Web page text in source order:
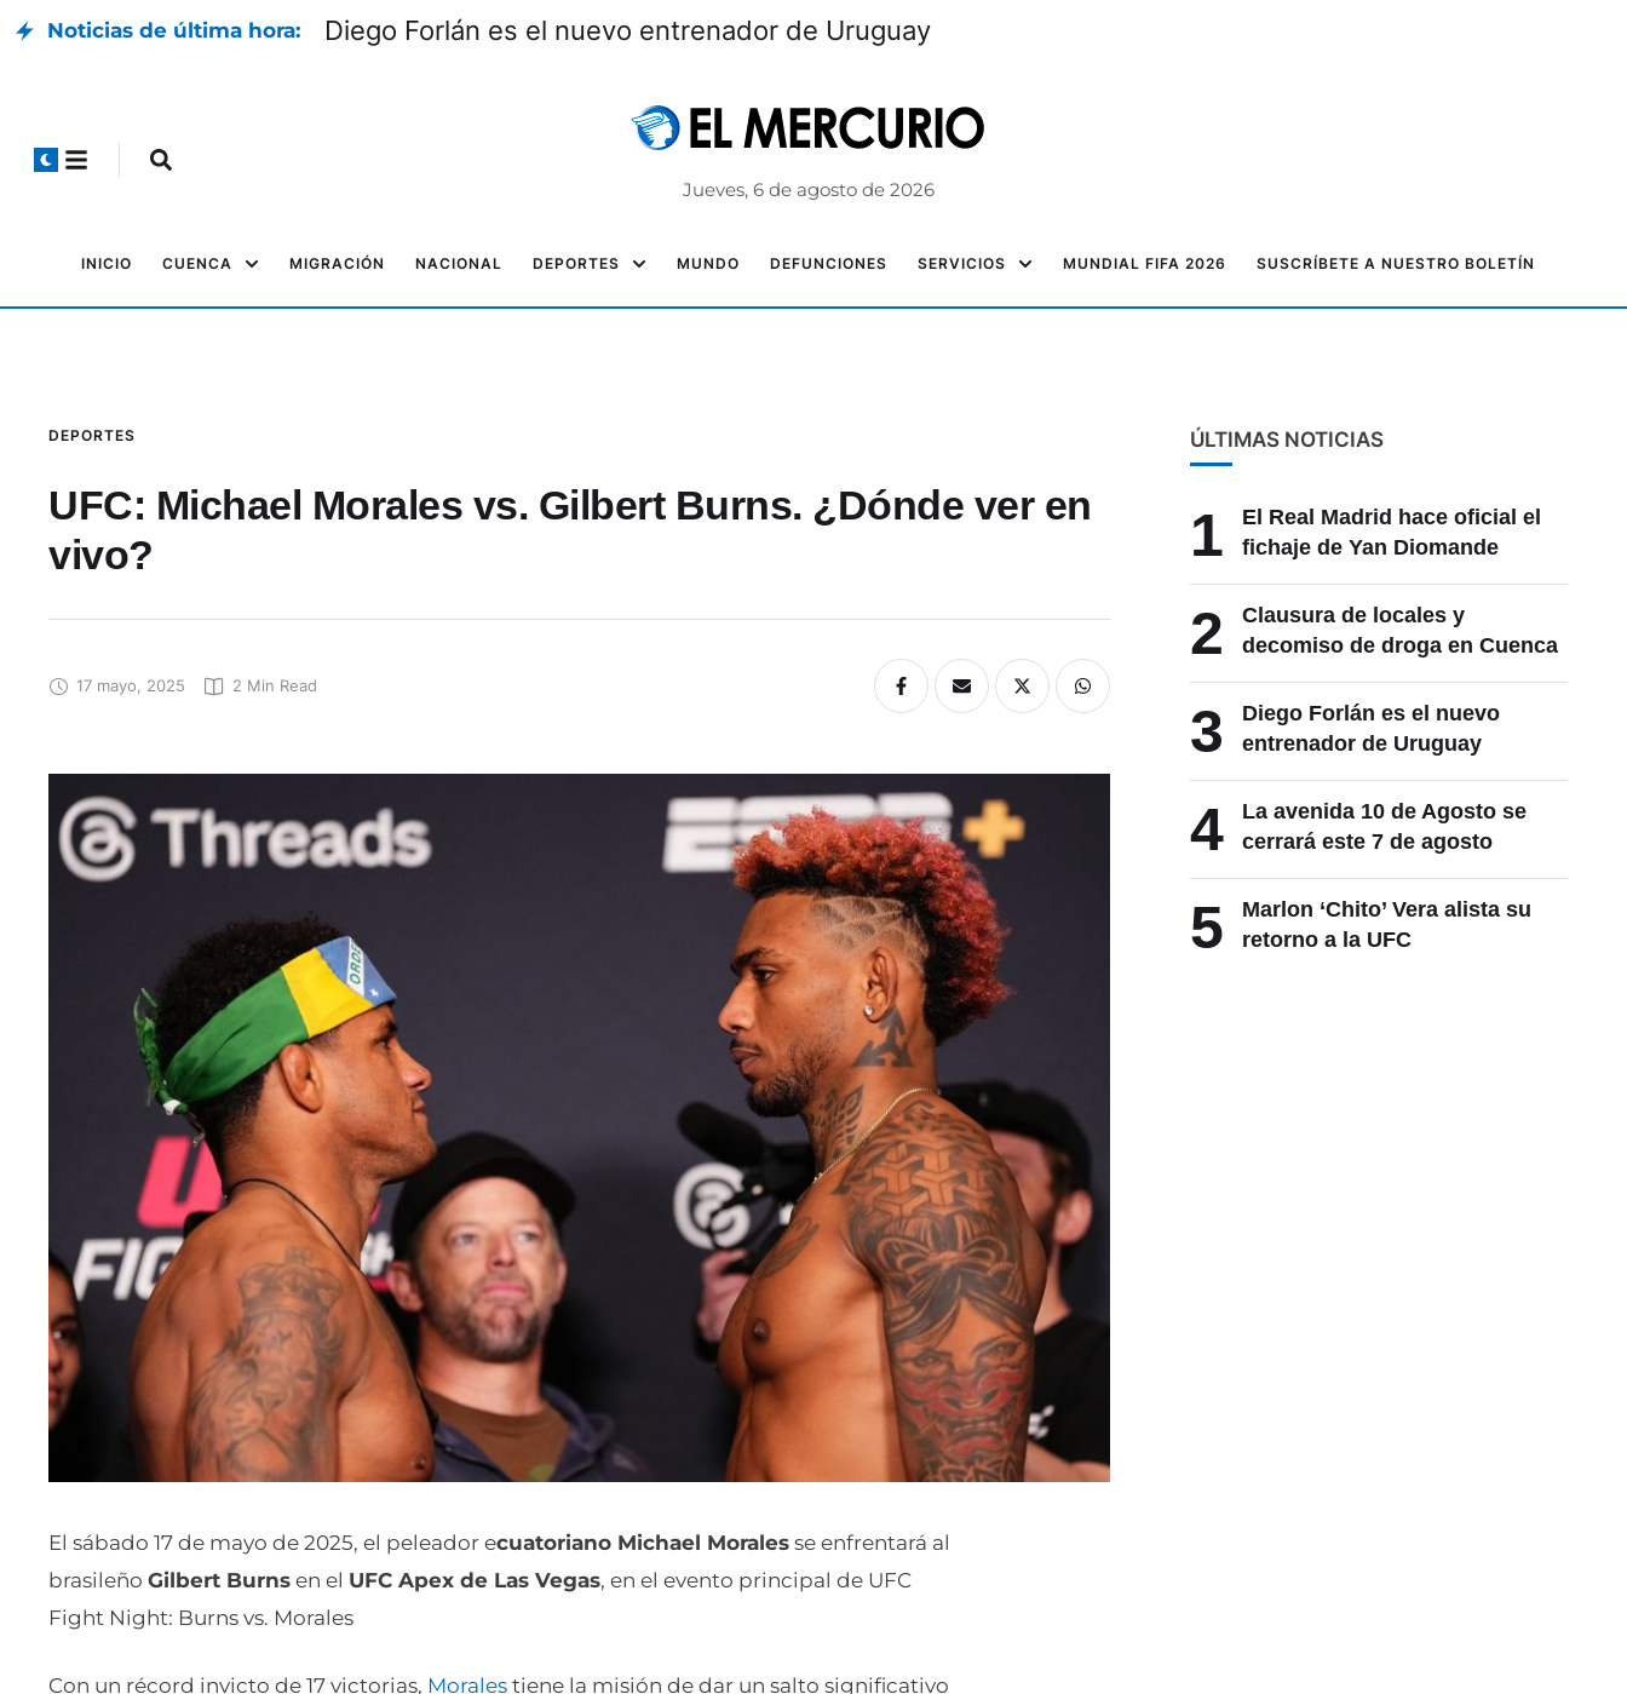
Noticias de última hora:Clausura de locales y decomiso de droga en Cuenca
Jueves, 6 de agosto de 2026
INICIO CUENCA MIGRACIÓN NACIONAL DEPORTES MUNDO DEFUNCIONES SERVICIOS MUNDIAL FIFA 2026 SUSCRÍBETE A NUESTRO BOLETÍN
DEPORTES
UFC: Michael Morales vs. Gilbert Burns. ¿Dónde ver en
vivo?
17 mayo, 2025 2 Min Read
El sábado 17 de mayo de 2025, el peleador ecuatoriano Michael Morales se enfrentará al
brasileño Gilbert Burns en el UFC Apex de Las Vegas, en el evento principal de UFC
Fight Night: Burns vs. Morales
Con un récord invicto de 17 victorias, Morales tiene la misión de dar un salto significativo
ÚLTIMAS NOTICIAS
1
El Real Madrid hace oficial el
fichaje de Yan Diomande
2
Clausura de locales y
decomiso de droga en Cuenca
3
Diego Forlán es el nuevo
entrenador de Uruguay
4
La avenida 10 de Agosto se
cerrará este 7 de agosto
5
Marlon ‘Chito’ Vera alista su
retorno a la UFC